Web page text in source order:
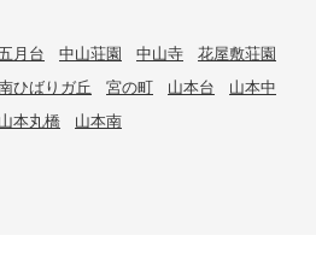
月台 中山荘園 中山寺
花屋敷荘園
ひばりガ丘 宮の町 山本台
山本中
山本丸橋 山本南